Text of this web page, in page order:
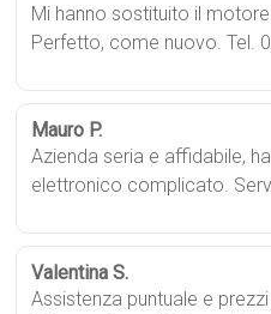
Mi hanno sostituito il
Perfetto, come nuovo. Tel.
Mauro P.
Azienda seria e affidabile,
elettronico complicato.
Valentina S.
Assistenza puntuale e